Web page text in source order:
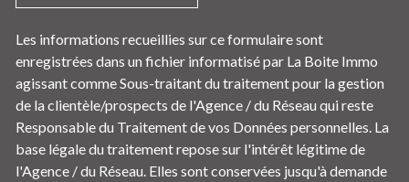
Les informations recueillies sur ce formulaire sont
enregistrées dans un fichier informatisé par La Boite Immo
agissant comme Sous-traitant du traitement pour la gestion
de la clientèle/prospects de l'Agence / du Réseau qui reste
Responsable du Traitement de vos Données personnelles. La
base légale du traitement repose sur l'intérêt légitime de
l'Agence / du Réseau. Elles sont conservées jusqu'à demande